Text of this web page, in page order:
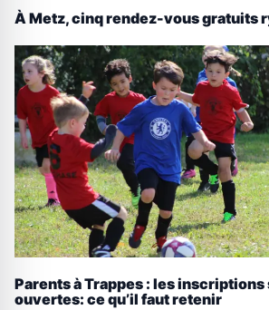
À Metz, cinq rendez-vous gratuits
Parents à Trappes : les
ouvertes: ce qu’il faut retenir